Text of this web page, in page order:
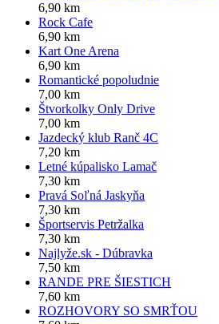
6,90 km
Rock Cafe
6,90 km
Kart One Arena
6,90 km
Romantické popoludnie
7,00 km
Štvorkolky Only Drive
7,00 km
Jazdecký klub Ranč 4C
7,20 km
Letné kúpalisko Lamač
7,30 km
Pravá Soľná Jaskyňa
7,30 km
Športservis Petržalka
7,30 km
Najlyže.sk - Dúbravka
7,50 km
RANDE PRE ŠIESTICH
7,60 km
ROZHOVORY SO SMRŤOU